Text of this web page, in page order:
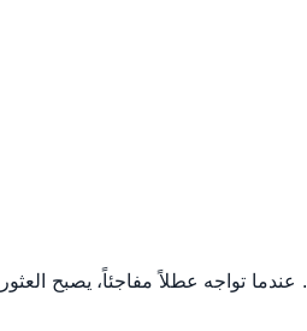
. عندما تواجه عطلاً مفاجئاً، يصبح العثور